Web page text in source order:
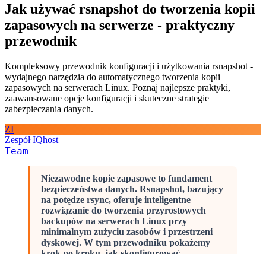
Jak używać rsnapshot do tworzenia kopii
zapasowych na serwerze - praktyczny
przewodnik
Kompleksowy przewodnik konfiguracji i użytkowania rsnapshot -
wydajnego narzędzia do automatycznego tworzenia kopii
zapasowych na serwerach Linux. Poznaj najlepsze praktyki,
zaawansowane opcje konfiguracji i skuteczne strategie
zabezpieczania danych.
ZI
Zespół IQhost
Team
Niezawodne kopie zapasowe to fundament
bezpieczeństwa danych. Rsnapshot, bazujący
na potędze rsync, oferuje inteligentne
rozwiązanie do tworzenia przyrostowych
backupów na serwerach Linux przy
minimalnym zużyciu zasobów i przestrzeni
dyskowej. W tym przewodniku pokażemy